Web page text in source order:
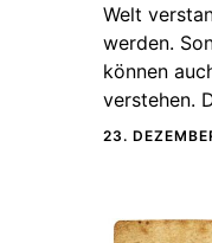
Welt
werden.
können
verstehen.
23.